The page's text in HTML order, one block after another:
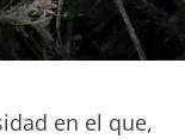
en el que,